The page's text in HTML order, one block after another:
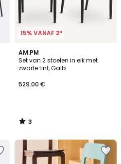
15% VANAF 2*
AM.PM
Set van 2 stoelen in eik met
zwarte tint, Galb
529.00 €
3
/
5
3
/